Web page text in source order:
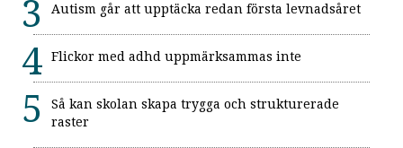
Autism går att upptäcka redan första levnadsåret
Flickor med adhd uppmärksammas inte
Så kan skolan skapa trygga och strukturerade
raster